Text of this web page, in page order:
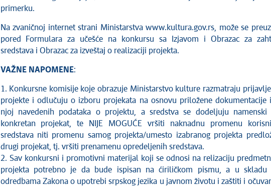
primerku.
Na zvaničnoj internet strani Ministarstva www.kultura.gov.rs, može se
pored Formulara za učešće na konkursu sa Izjavom i Obrazac za
sredstava i Obrazac za izveštaj o realizaciji projekta.
VAŽNE NAPOMENE:
1. Konkursne komisije koje obrazuje Ministarstvo kulture razmatraju
projekte i odlučuju o izboru projekata na osnovu priložene dokumentacije
njoj navedenih podataka o projektu, a sredstva se dodeljuju namenski
konkretan projekat, te NIJE MOGUĆE vršiti naknadnu promenu
sredstava niti promenu samog projekta/umesto izabranog projekta
drugi projekat, tj. vršiti prenamenu opredeljenih sredstava.
2. Sav konkursni i promotivni materijal koji se odnosi na relizaciju
projekta potrebno je da bude ispisan na ćiriličkom pismu, a u skladu
odredbama Zakona o upotrebi srpskog jezika u javnom životu i zaštiti i